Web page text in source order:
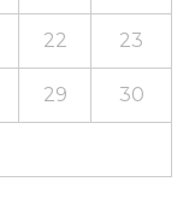
22 23
29 30